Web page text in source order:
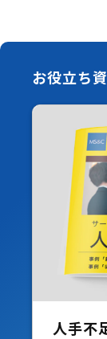
お役立ち
人手不